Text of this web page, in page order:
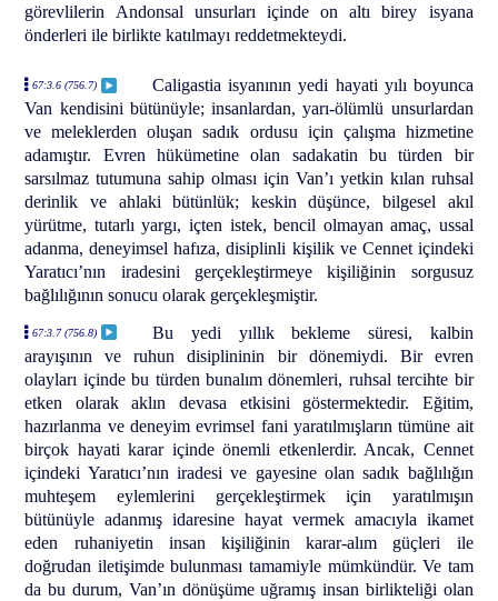
görevlilerin Andonsal unsurları içinde on altı birey isyana
önderleri ile birlikte katılmayı reddetmekteydi.
67:3.6 (756.7)
Caligastia isyanının yedi hayati yılı boyunca
Van kendisini bütünüyle; insanlardan, yarı-ölümlü unsurlardan
ve meleklerden oluşan sadık ordusu için çalışma hizmetine
adamıştır. Evren hükümetine olan sadakatin bu türden bir
sarsılmaz tutumuna sahip olması için Van’ı yetkin kılan ruhsal
derinlik ve ahlaki bütünlük; keskin düşünce, bilgesel akıl
yürütme, tutarlı yargı, içten istek, bencil olmayan amaç, ussal
adanma, deneyimsel hafıza, disiplinli kişilik ve Cennet içindeki
Yaratıcı’nın iradesini gerçekleştirmeye kişiliğinin sorgusuz
bağlılığının sonucu olarak gerçekleşmiştir.
67:3.7 (756.8)
Bu yedi yıllık bekleme süresi, kalbin
arayışının ve ruhun disiplininin bir dönemiydi. Bir evren
olayları içinde bu türden bunalım dönemleri, ruhsal tercihte bir
etken olarak aklın devasa etkisini göstermektedir. Eğitim,
hazırlanma ve deneyim evrimsel fani yaratılmışların tümüne ait
birçok hayati karar içinde önemli etkenlerdir. Ancak, Cennet
içindeki Yaratıcı’nın iradesi ve gayesine olan sadık bağlılığın
muhteşem eylemlerini gerçekleştirmek için yaratılmışın
bütünüyle adanmış idaresine hayat vermek amacıyla ikamet
eden ruhaniyetin insan kişiliğinin karar-alım güçleri ile
doğrudan iletişimde bulunması tamamiyle mümkündür. Ve tam
da bu durum, Van’ın dönüşüme uğramış insan birlikteliği olan